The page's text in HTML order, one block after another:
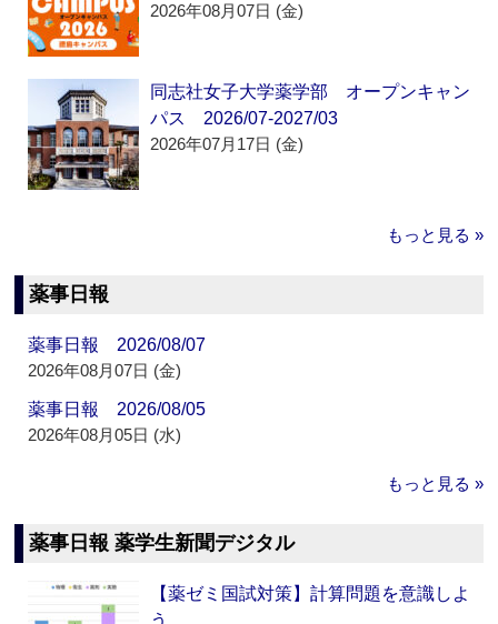
2026年08月07日 (金)
同志社女子大学薬学部 オープンキャン
パス 2026/07-2027/03
2026年07月17日 (金)
もっと見る »
薬事日報
薬事日報 2026/08/07
2026年08月07日 (金)
薬事日報 2026/08/05
2026年08月05日 (水)
もっと見る »
薬事日報 薬学生新聞デジタル
【薬ゼミ国試対策】計算問題を意識しよ